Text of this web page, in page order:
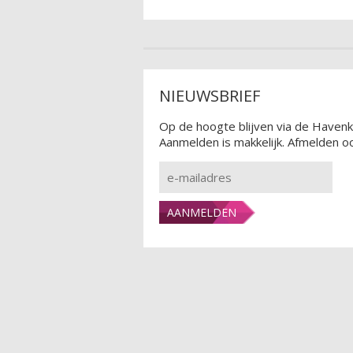
NIEUWSBRIEF
Op de hoogte blijven via de
Aanmelden is makkelijk. Afmelden